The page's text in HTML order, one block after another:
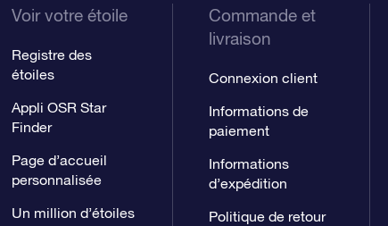
Voir votre étoile
Registre des
étoiles
Appli OSR Star
Finder
Page d’accueil
personnalisée
Un million d’étoiles
Commande et
livraison
Connexion client
Informations de
paiement
Informations
d’expédition
Politique de retour